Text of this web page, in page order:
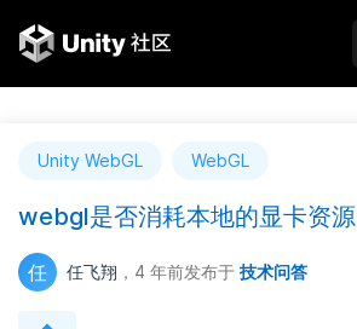
Unity WebGL WebGL
webgl是否消耗本地的显卡资源
任 任飞翔 ，4 年前发布于 技术问答